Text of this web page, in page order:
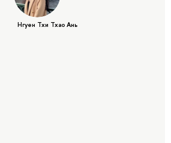
Нгуен Тхи Тхао Ань